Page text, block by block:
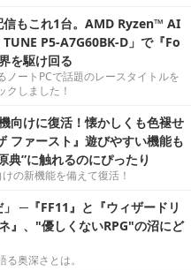
信もこれ1台。AMD Ryzen™ AI
P5-A7G60BK-D」で『Fo
を駆け回る
ノートPCで話題のレースタイトルを
クしました！
向けに復活！懐かしくも色褪せ
ファースト』遊びやすい機能も
典”に触れるのにぴったり
の新機能を備えて復活！
」 ─『FF11』と『ウィザードリ
』、"優しくないRPG"の沼にど
奥深さとは。